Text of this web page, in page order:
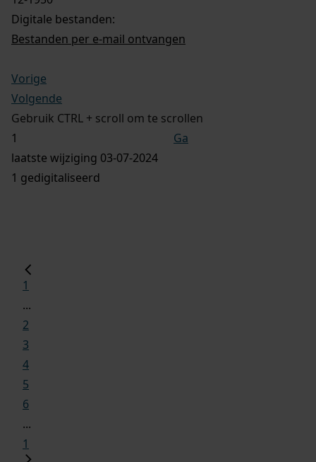
Digitale bestanden:
Bestanden per e-mail ontvangen
Vorige
Volgende
Gebruik CTRL + scroll om te scrollen
Ga
laatste wijziging 03-07-2024
1 gedigitaliseerd
1
...
2
3
4
5
6
...
1